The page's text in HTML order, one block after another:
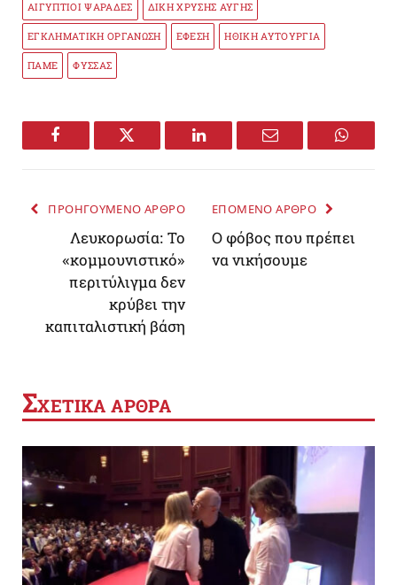
ΑΙΓΥΠΤΙΟΙ ΨΑΡΑΔΕΣ ΔΙΚΗ ΧΡΥΣΗΣ ΑΥΓΗΣ
ΕΓΚΛΗΜΑΤΙΚΗ ΟΡΓΑΝΩΣΗ ΕΦΕΣΗ ΗΘΙΚΗ ΑΥΤΟΥΡΓΙΑ
ΠΑΜΕ ΦΥΣΣΑΣ
Facebook Twitter LinkedIn Email
ΠΡΟΗΓΟΥΜΕΝΟ ΑΡΘΡΟ
Λευκορωσία: Το
«κομμουνιστικό»
περιτύλιγμα δεν
κρύβει την
καπιταλιστική βάση
ΕΠΟΜΕΝΟ ΑΡΘΡΟ
Ο φόβος που πρέπει
να νικήσουμε
ΣΧΕΤΙΚΑ ΑΡΘΡΑ